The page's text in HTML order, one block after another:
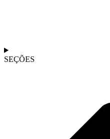
SEÇÕES